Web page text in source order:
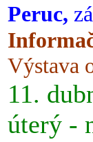
Peruc,
Výstava
11.
úterý -